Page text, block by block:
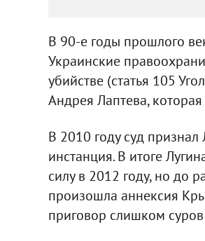
В 90-е годы прошлого
Украинские
убийстве (статья 105
Андрея Лаптева,
В 2010 году суд
инстанция. В итоге
силу в 2012 году, но до
произошла аннексия
приговор слишком